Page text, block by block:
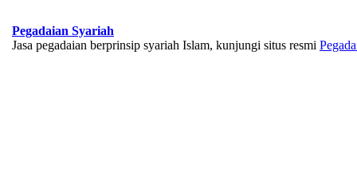
Pegadaian Syariah
Jasa pegadaian berprinsip syariah Islam, kunjungi situs resmi